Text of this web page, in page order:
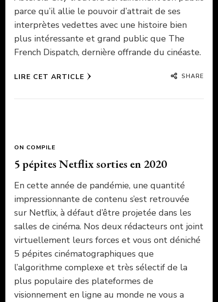
parce qu’il allie le pouvoir d’attrait de ses
interprètes vedettes avec une histoire bien
plus intéressante et grand public que The
French Dispatch, dernière offrande du cinéaste.
LIRE CET ARTICLE SHARE
ON COMPILE
5 pépites Netflix sorties en 2020
En cette année de pandémie, une quantité
impressionnante de contenu s’est retrouvée
sur Netflix, à défaut d’être projetée dans les
salles de cinéma. Nos deux rédacteurs ont joint
virtuellement leurs forces et vous ont déniché
5 pépites cinématographiques que
l’algorithme complexe et très sélectif de la
plus populaire des plateformes de
visionnement en ligne au monde ne vous a